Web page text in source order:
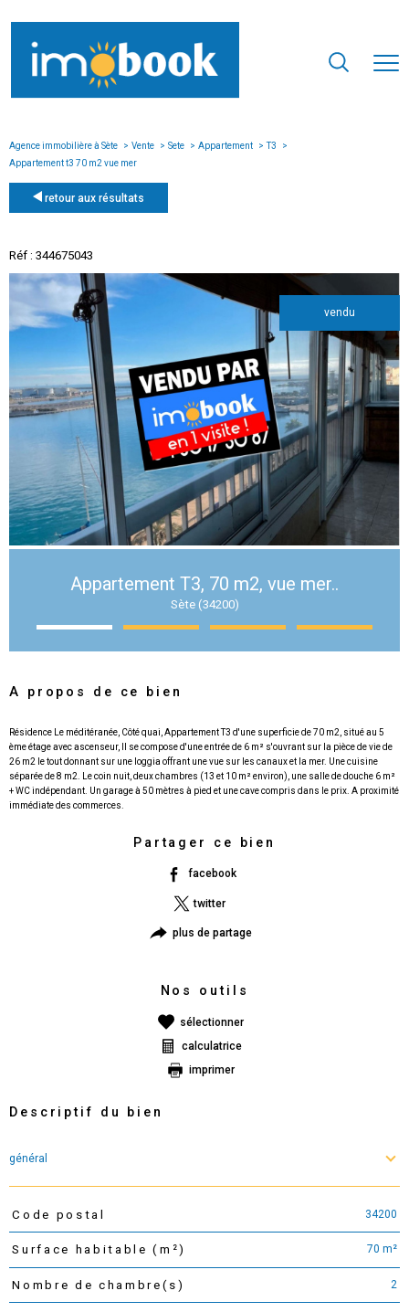
Agence immobilière à Sète Vente Sete Appartement
T3
Appartement t3 70 m2 vue mer
retour aux résultats
Réf : 344675043
vendu
Appartement T3, 70 m2, vue mer..
Sète (34200)
A propos de ce bien
Résidence Le méditéranée, Côté quai, Appartement T3 d'une superficie de 70 m2, situé au 5
ème étage avec ascenseur, Il se compose d'une entrée de 6 m² s'ouvrant sur la pièce de vie de
26 m2 le tout donnant sur une loggia offrant une vue sur les canaux et la mer. Une cuisine
séparée de 8 m2. Le coin nuit, deux chambres (13 et 10 m² environ), une salle de douche 6 m²
+ WC indépendant. Un garage à 50 mètres à pied et une cave compris dans le prix. A proximité
Partager ce bien
facebook
twitter
plus de partage
Nos outils
sélectionner
calculatrice
imprimer
Descriptif du bien
général
TRAD_PAMPERO_Caracteristique
Code postal 34200
Surface habitable (m²) 70 m²
Nombre de chambre(s) 2